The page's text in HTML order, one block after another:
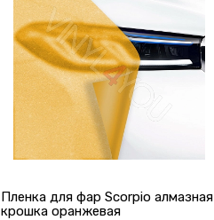
Купить в 1 клик
В избранное В наличии
Пленка для фар Scorpio алмазная
крошка оранжевая